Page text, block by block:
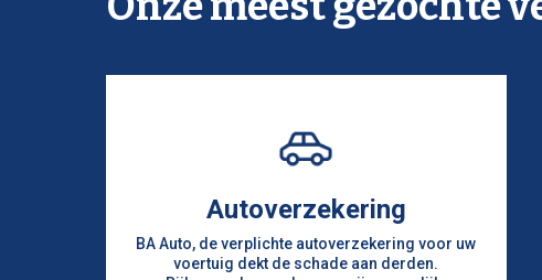
Autoverzekering
BA Auto, de verplichte autoverzekering voor uw
voertuig dekt de schade aan derden.